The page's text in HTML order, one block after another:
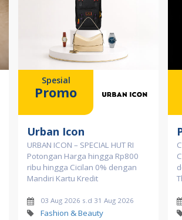
Spesial
Promo
Urban Icon
URBAN ICON – SPECIAL HUT RI
Potongan Harga hingga Rp800
ribu hingga Cicilan 0% dengan
Mandiri Kartu Kredit
03 Aug 2026 s.d 31 Aug 2026
Fashion & Beauty